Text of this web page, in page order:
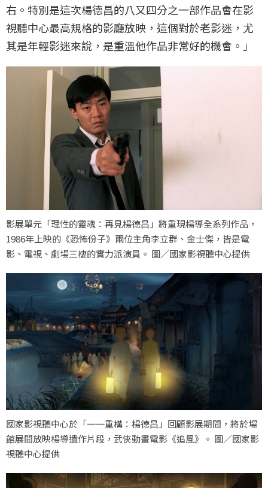
右。特別是這次楊德昌的八又四分之一部作品會在影
視聽中心最高規格的影廳放映，這個對於老影迷，尤
其是年輕影迷來說，是重溫他作品非常好的機會。」
影展單元「理性的靈魂：再見楊德昌」將重現楊導全系列作品，
1986年上映的《恐怖份子》兩位主角李立群、金士傑，皆是電
影、電視、劇場三棲的實力派演員。 圖／國家影視聽中心提供
國家影視聽中心於「一一重構：楊德昌」回顧影展期間，將於場
館展間放映楊導遺作片段，武俠動畫電影《追風》。 圖／國家影
視聽中心提供